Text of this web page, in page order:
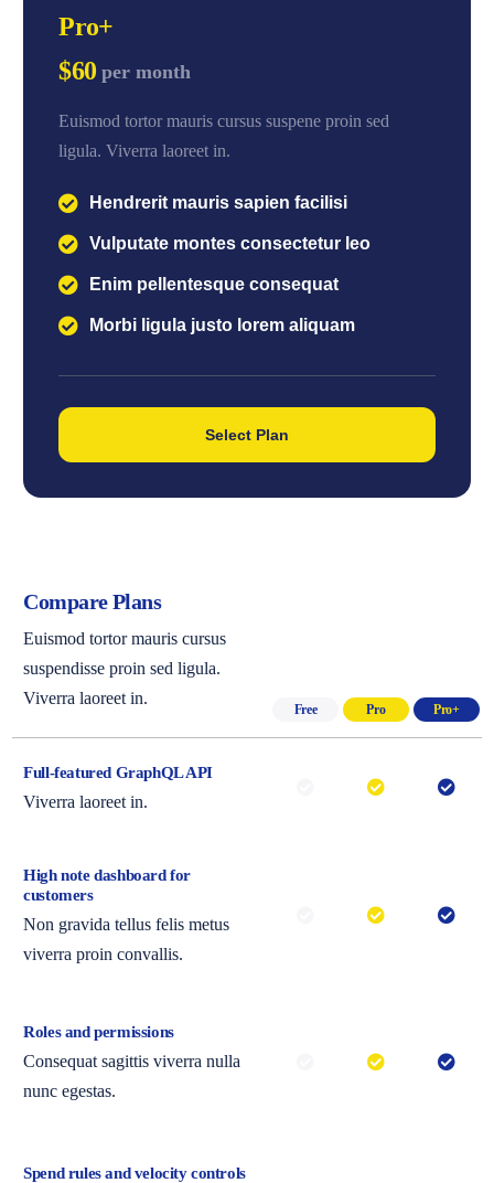
Pro+
$60 per month
Euismod tortor mauris cursus suspene proin sed
ligula. Viverra laoreet in.
Hendrerit mauris sapien facilisi
Vulputate montes consectetur leo
Enim pellentesque consequat
Morbi ligula justo lorem aliquam
Select Plan
Compare Plans
Euismod tortor mauris cursus
suspendisse proin sed ligula.
Viverra laoreet in.
Free Pro Pro+
Full-featured GraphQL API
Viverra laoreet in.
High note dashboard for
customers
Non gravida tellus felis metus
viverra proin convallis.
Roles and permissions
Consequat sagittis viverra nulla
nunc egestas.
Spend rules and velocity controls